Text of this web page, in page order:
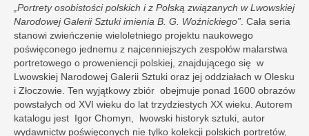
„Portrety osobistości polskich i z Polską związanych w Lwowskiej
Narodowej Galerii Sztuki imienia B. G. Woźnickiego” . Cała seria
stanowi zwieńczenie wieloletniego projektu naukowego
poświęconego jednemu z najcenniejszych zespołów malarstwa
portretowego o proweniencji polskiej, znajdującego się w
Lwowskiej Narodowej Galerii Sztuki oraz jej oddziałach w Olesku
i Złoczowie. Ten wyjątkowy zbiór obejmuje ponad 1600 obrazów
powstałych od XVI wieku do lat trzydziestych XX wieku. Autorem
katalogu jest Igor Chomyn, lwowski historyk sztuki, autor
wydawnictw poświęconych nie tylko kolekcji polskich portretów,